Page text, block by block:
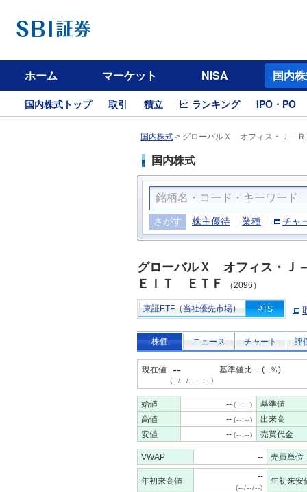
ホーム マーケット NISA 国内
国内株式トップ 取引 積立 ランキング IPO・PO
国内株式 > グローバルＸ オフィス・Ｊ－
国内株式
さがす 株主優待 業種 チャ
グローバルＸ オフィス・Ｊ
ＥＩＴ ＥＴＦ
（2096）
東証ETF（当社優先市場） PTS
株価 ニュース チャート 評
現在値 --
(--/--/-- --:--)
基準値比 -- (--％)
始値 -- (--:--)
基準値
高値
-- (--:--)
出来高
安値
-- (--:--) 売買代金
VWAP -- 売買単位
年初来高値 --
(--/--/--)
年初来安